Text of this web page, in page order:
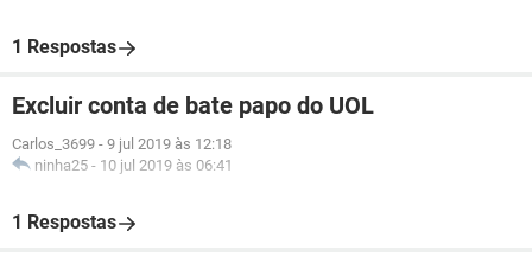
1 Respostas
Excluir conta de bate papo do UOL
Carlos_3699 - 9 jul 2019 às 12:18
ninha25 - 10 jul 2019 às 06:41
1 Respostas